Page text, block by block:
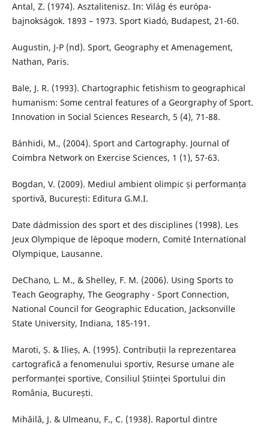
Antal, Z. (1974). Asztalitenisz. In: Világ és európa-
bajnokságok. 1893 – 1973. Sport Kiadó, Budapest, 21-60.
Augustin, J-P (nd). Sport, Geography et Amenagement,
Nathan, Paris.
Bale, J. R. (1993). Chartographic fetishism to geographical
humanism: Some central features of a Georgraphy of Sport.
Innovation in Social Sciences Research, 5 (4), 71-88.
Bánhidi, M., (2004). Sport and Cartography. Journal of
Coimbra Network on Exercise Sciences, 1 (1), 57-63.
Bogdan, V. (2009). Mediul ambient olimpic și performanța
sportivă, București: Editura G.M.I.
Date d`admission des sport et des disciplines (1998). Les
Jeux Olympique de l`epoque modern, Comité International
Olympique, Lausanne.
DeChano, L. M., & Shelley, F. M. (2006). Using Sports to
Teach Geography, The Geography - Sport Connection,
National Council for Geographic Education, Jacksonville
State University, Indiana, 185-191.
Maroti, Ș. & Ilieș, A. (1995). Contribuții la reprezentarea
cartografică a fenomenului sportiv, Resurse umane ale
performanței sportive, Consiliul Științei Sportului din
România, București.
Mihăilă, J. & Ulmeanu, F., C. (1938). Raportul dintre